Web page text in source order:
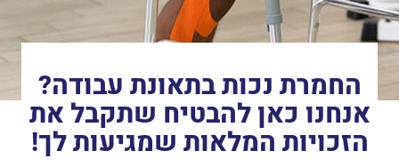
החמרת נכות בתאונת עבודה?
אנחנו כאן להבטיח שתקבל את
הזכויות המלאות שמגיעות לך!